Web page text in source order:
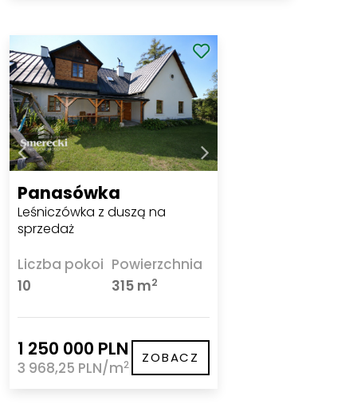
Panasówka
Leśniczówka z duszą na
sprzedaż
Liczba pokoi
10
Powierzchnia
315 m2
1 250 000 PLN
3 968,25 PLN/m2 ZOBACZ